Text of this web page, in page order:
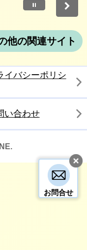
お問合せ
停止
他の関連サイト
イバシーポリシ
い合わせ